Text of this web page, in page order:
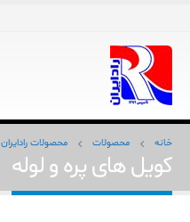
خانه محصولات محصولات رادایران
کویل های پره و لوله